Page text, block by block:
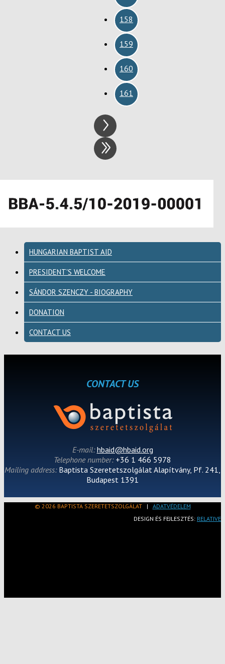
158
159
160
161
HUNGARIAN BAPTIST AID
PRESIDENT'S WELCOME
SÁNDOR SZENCZY - BIOGRAPHY
DONATION
CONTACT US
CONTACT US
E-mail:hbaid@hbaid.org
Telephone number: +36 1 466 5978
Mailing address: Baptista Szeretetszolgálat Alapítvány, Pf. 241,
Budapest 1391
© 2026 BAPTISTA SZERETETSZOLGÁLAT| ADATVÉDELEM
DESIGN ÉS FEJLESZTÉS: RELATIVE